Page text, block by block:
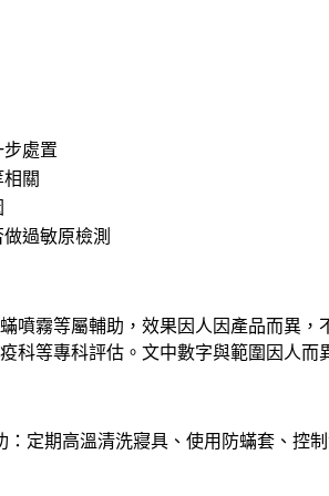
處置
關
過敏原檢測
噴霧等屬輔助，效果因人因產品而異，
科等專科評估。文中數字與範圍因人而
定期高溫清洗寢具、使用防蟎套、控